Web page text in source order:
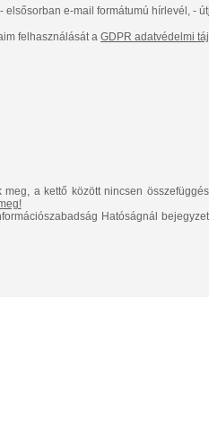
elsősorban e-mail formátumú hírlevél, -
felhasználását a GDPR adatvédelmi
a kettő között nincsen
Hatóságnál